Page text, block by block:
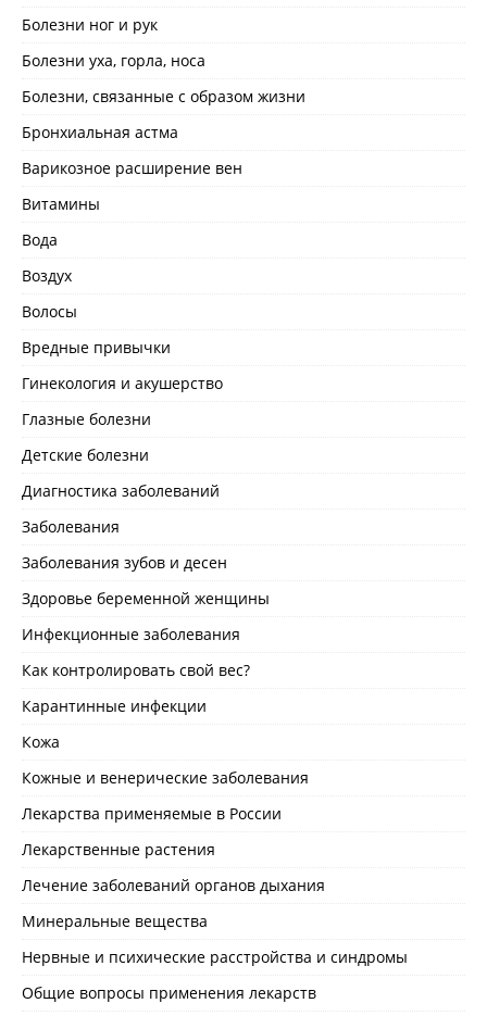
Болезни ног и рук
Болезни уха, горла, носа
Болезни, связанные с образом жизни
Бронхиальная астма
Варикозное расширение вен
Витамины
Вода
Воздух
Волосы
Вредные привычки
Гинекология и акушерство
Глазные болезни
Детские болезни
Диагностика заболеваний
Заболевания
Заболевания зубов и десен
Здоровье беременной женщины
Инфекционные заболевания
Как контролировать свой вес?
Карантинные инфекции
Кожа
Кожные и венерические заболевания
Лекарства применяемые в России
Лекарственные растения
Лечение заболеваний органов дыхания
Минеральные вещества
Нервные и психические расстройства и синдромы
Общие вопросы применения лекарств